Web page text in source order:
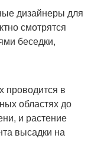
дизайнеры для
смотрятся
беседки,
проводится в
областях до
и растение
высадки на